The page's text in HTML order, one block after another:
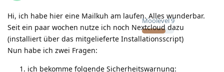
Moolevel9
Hi, ich habe hier eine Mailkuh am laufen. Alles wunderbar.
Seit ein paar wochen nutze ich noch Nextcloud dazu
(installiert über das mitgelieferte Installationsscript)
Nun habe ich zwei Fragen:
ich bekomme folgende Sicherheitswarnung: